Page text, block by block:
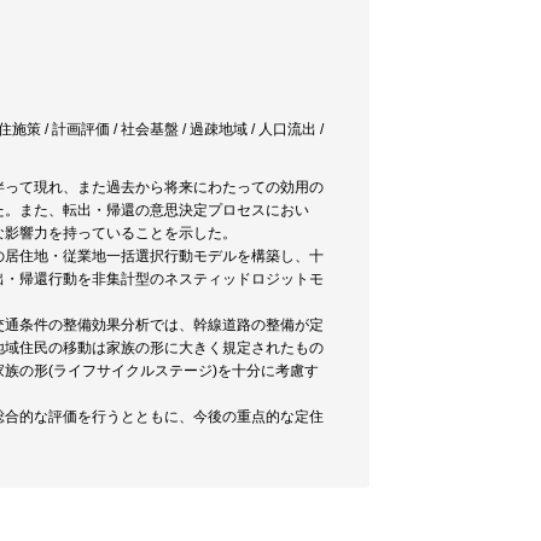
施策 / 計画評価 / 社会基盤 / 過疎地域 / 人口流出 /
て現れ、また過去から将来にわたっての効用の
また、転出・帰還の意思決定プロセスにおい
響力を持っていることを示した。
住地・従業地一括選択行動モデルを構築し、十
帰還行動を非集計型のネスティッドロジットモ
条件の整備効果分析では、幹線道路の整備が定
住民の移動は家族の形に大きく規定されたもの
の形(ライフサイクルステージ)を十分に考慮す
的な評価を行うとともに、今後の重点的な定住